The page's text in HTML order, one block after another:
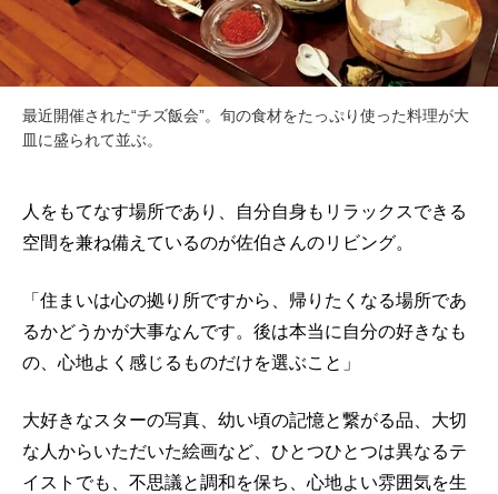
最近開催された“チズ飯会”。旬の食材をたっぷり使った料理が大
皿に盛られて並ぶ。
人をもてなす場所であり、自分自身もリラックスできる
空間を兼ね備えているのが佐伯さんのリビング。
「住まいは心の拠り所ですから、帰りたくなる場所であ
るかどうかが大事なんです。後は本当に自分の好きなも
の、心地よく感じるものだけを選ぶこと」
大好きなスターの写真、幼い頃の記憶と繋がる品、大切
な人からいただいた絵画など、ひとつひとつは異なるテ
イストでも、不思議と調和を保ち、心地よい雰囲気を生